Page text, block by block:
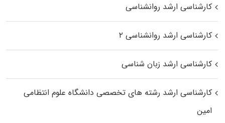
کارشناسی ارشد روانشناسی
کارشناسی ارشد روانشناسی ۲
کارشناسی ارشد زبان شناسی
کارشناسی ارشد رﺷﺘﻪ ﻫﺎی تخصصی داﻧﺸﮕﺎه ﻋﻠﻮم انتظامی
اﻣﻴﻦ